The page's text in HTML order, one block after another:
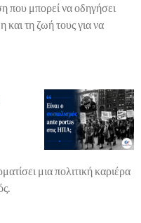
που μπορεί να οδηγήσει
τη ζωή τους για να
μια πολιτική καριέρα